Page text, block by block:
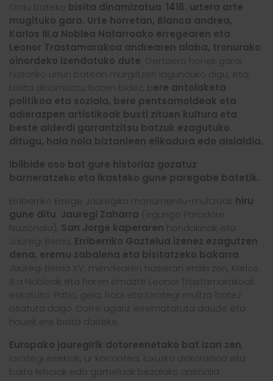
Ordu bateko bisita dinamizatua 1416. urtera arte
mugituko gara. Urte horretan, Blanca andrea,
Karlos III.a Noblea Nafarroako erregearen eta
Leonor Trastamarakoa andrearen alaba, tronurako
oinordeko izendatuko dute . Gertaera honek garai
historiko urrun batean murgiltzen lagunduko digu, eta,
bisita dinamizatu baten bidez, bere antolaketa
politikoa eta soziala, bere pentsamoldeak eta
adierazpen artistikoak busti zituen kultura eta
beste alderdi garrantzitsu batzuk ezagutuko
ditugu, hala nola biztanleen elikadura edo aisialdia.
Ibilbide oso bat gure historiaz gozatuz
barneratzeko eta ikasteko gune paregabe batetik.
Erriberriko Errege Jauregiko monumentu-multzoak hiru
gune ditu Jauregi Zaharra (egungo Paradore
Nazionala), San Jorge kaperaren hondakinak eta
Jauregi Berria, Erriberriko Gaztelua izenez ezagutzen
dena, eremu zabalena eta bisitatzeko bakarra
Jauregi Berria XV. mendearen hasieran eraiki zen, Karlos
III.a Nobleak eta haren emazte Leonor Trastamarakoak
eskatuta. Patio, gela, hobi eta lorategi multzo batez
osatuta dago. Dorre ugariz errematatuta daude eta
hauek ere bisita daiteke.
Europako jauregirik dotoreenetako bat izan zen,
lorategi esekiak, ur korrontea, luxuzko dekorazioa eta
baita lehoiak edo gameluak bezalako animalia